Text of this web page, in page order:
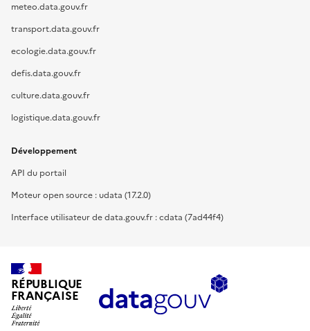
meteo.data.gouv.fr
transport.data.gouv.fr
ecologie.data.gouv.fr
defis.data.gouv.fr
culture.data.gouv.fr
logistique.data.gouv.fr
Développement
API du portail
Moteur open source : udata (17.2.0)
Interface utilisateur de data.gouv.fr : cdata (7ad44f4)
RÉPUBLIQUE
FRANÇAISE